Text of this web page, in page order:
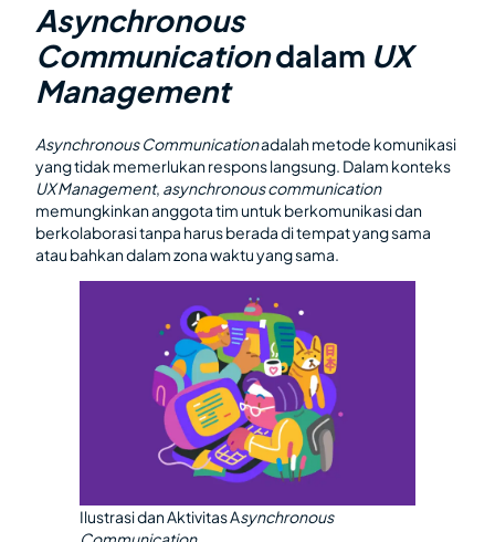
Asynchronous
Communicationdalam UX
Management
Asynchronous Communicationadalah metode komunikasi
yang tidak memerlukan respons langsung. Dalam konteks
UX Management, asynchronous communication
memungkinkan anggota tim untuk berkomunikasi dan
berkolaborasi tanpa harus berada di tempat yang sama
atau bahkan dalam zona waktu yang sama.
Ilustrasi dan Aktivitas Asynchronous